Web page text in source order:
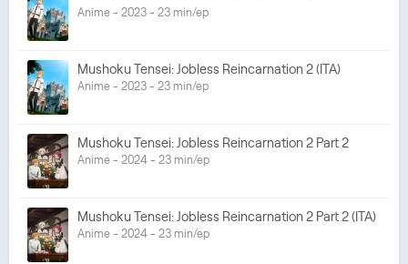
Anime - 2023 - 23 min/ep
Mushoku Tensei: Jobless Reincarnation 2 (ITA)
Anime - 2023 - 23 min/ep
Mushoku Tensei: Jobless Reincarnation 2 Part 2
Anime - 2024 - 23 min/ep
Mushoku Tensei: Jobless Reincarnation 2 Part 2 (ITA)
Anime - 2024 - 23 min/ep